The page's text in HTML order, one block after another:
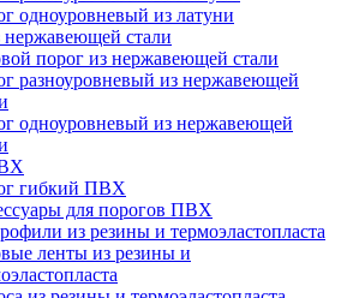
одноуровневый из латуни
стали
порог из нержавеющей стали
разноуровневый из нержавеющей
одноуровневый из нержавеющей
гибкий ПВХ
для порогов ПВХ
из резины и термоэластопласта
ленты из резины и